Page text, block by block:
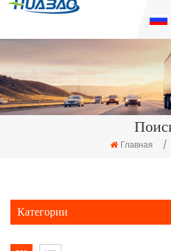
Главная /
Категории